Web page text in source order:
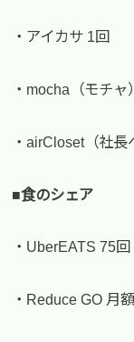
・アイカサ 1回
・mocha（モチャ
・airCloset（社長
■食のシェア
・UberEATS 75回
・Reduce GO 月